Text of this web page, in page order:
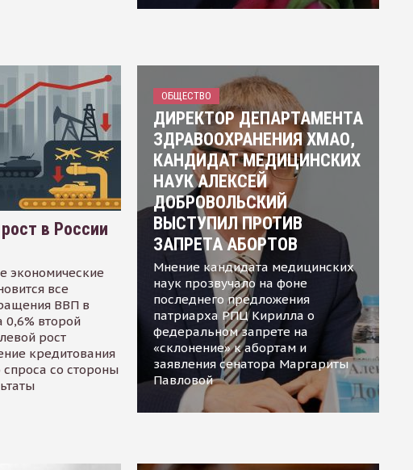
в России
экономические
все
ВВП в
0,6% второй
рост
кредитования
спроса со стороны
ОБЩЕСТВО
ДИРЕКТОР ДЕПАРТАМЕНТА
ЗДРАВООХРАНЕНИЯ ХМАО,
КАНДИДАТ МЕДИЦИНСКИХ
НАУК АЛЕКСЕЙ
ДОБРОВОЛЬСКИЙ
ВЫСТУПИЛ ПРОТИВ
ЗАПРЕТА АБОРТОВ
Мнение кандидата медицинских
наук прозвучало на фоне
последнего предложения
патриарха РПЦ Кирилла о
федеральном запрете на
«склонение» к абортам и
заявления сенатора Маргариты
Павловой